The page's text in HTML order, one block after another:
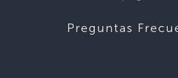
Preguntas